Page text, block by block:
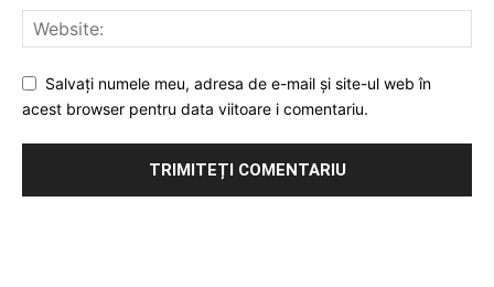
Salvați numele meu, adresa de e-mail și site-ul web în
acest browser pentru data viitoare i comentariu.